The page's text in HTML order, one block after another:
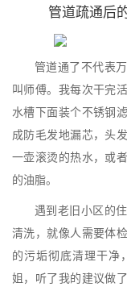
管道疏通后
管道通了不代表
叫师傅。我每次干完
水槽下面装个不锈钢
成防毛发地漏芯，头
一壶滚烫的热水，或
的油脂。
遇到老旧小区的
清洗，就像人需要体
的污垢彻底清理干净
姐，听了我的建议做